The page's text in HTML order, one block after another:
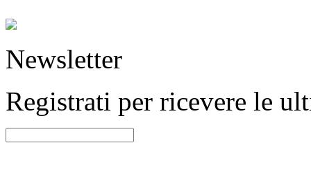
Newsletter
Registrati per ricevere le